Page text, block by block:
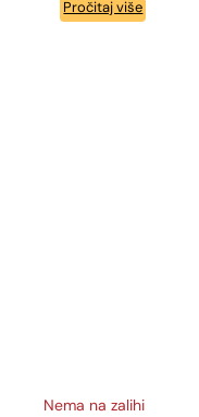
Pročitaj više
Nema na zalihi